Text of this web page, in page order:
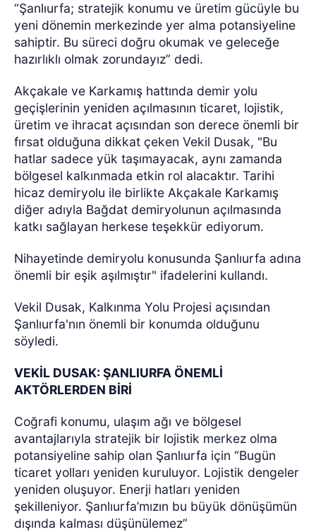
“Şanlıurfa; stratejik konumu ve üretim gücüyle bu
yeni dönemin merkezinde yer alma potansiyeline
sahiptir. Bu süreci doğru okumak ve geleceğe
hazırlıklı olmak zorundayız” dedi.
Akçakale ve Karkamış hattında demir yolu
geçişlerinin yeniden açılmasının ticaret, lojistik,
üretim ve ihracat açısından son derece önemli bir
fırsat olduğuna dikkat çeken Vekil Dusak, "Bu
hatlar sadece yük taşımayacak, aynı zamanda
bölgesel kalkınmada etkin rol alacaktır. Tarihi
hicaz demiryolu ile birlikte Akçakale Karkamış
diğer adıyla Bağdat demiryolunun açılmasında
katkı sağlayan herkese teşekkür ediyorum.
Nihayetinde demiryolu konusunda Şanlıurfa adına
önemli bir eşik aşılmıştır" ifadelerini kullandı.
Vekil Dusak, Kalkınma Yolu Projesi açısından
Şanlıurfa'nın önemli bir konumda olduğunu
söyledi.
VEKİL DUSAK: ŞANLIURFA ÖNEMLİ
AKTÖRLERDEN BİRİ
Coğrafi konumu, ulaşım ağı ve bölgesel
avantajlarıyla stratejik bir lojistik merkez olma
potansiyeline sahip olan Şanlıurfa için “Bugün
ticaret yolları yeniden kuruluyor. Lojistik dengeler
yeniden oluşuyor. Enerji hatları yeniden
şekilleniyor. Şanlıurfa’mızın bu büyük dönüşümün
dışında kalması düşünülemez”